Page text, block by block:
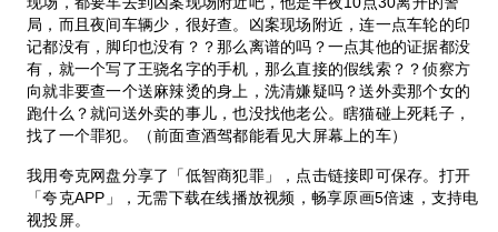
局，而且夜间车辆少，很好查。凶案现场附近，连一点车轮的印
记都没有，脚印也没有？？那么离谱的吗？一点其他的证据都没
有，就一个写了王骁名字的手机，那么直接的假线索？？侦察方
向就非要查一个送麻辣烫的身上，洗清嫌疑吗？送外卖那个女的
跑什么？就问送外卖的事儿，也没找他老公。瞎猫碰上死耗子，
找了一个罪犯。（前面查酒驾都能看见大屏幕上的车）
我用夸克网盘分享了「低智商犯罪」，点击链接即可保存。打开
「夸克APP」，无需下载在线播放视频，畅享原画5倍速，支持电
视投屏。